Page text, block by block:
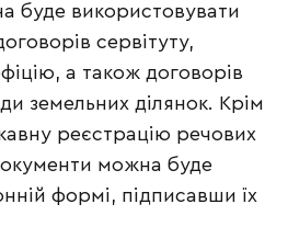
буде використовувати
сервітуту,
а також договорів
земельних ділянок. Крім
реєстрацію речових
можна буде
формі, підписавши їх